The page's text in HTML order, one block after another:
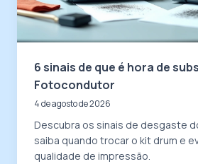
6 sinais de que é hora de
Fotocondutor
4 de agosto de 2026
Descubra os sinais de desgaste
saiba quando trocar o kit drum e
qualidade de impressão.